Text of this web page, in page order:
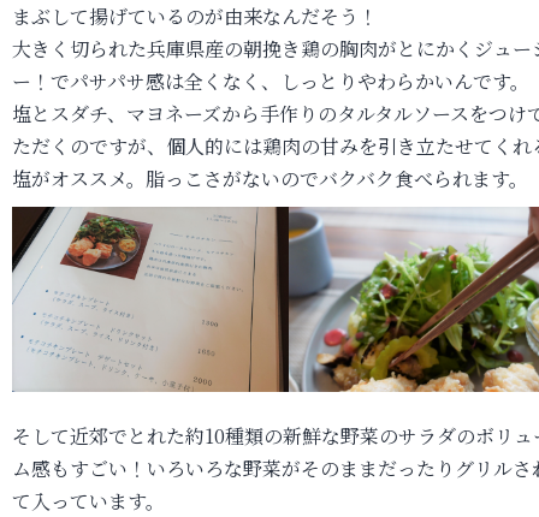
まぶして揚げているのが由来なんだそう！
大きく切られた兵庫県産の朝挽き鶏の胸肉がとにかくジュー
ー！でパサパサ感は全くなく、しっとりやわらかいんです。
塩とスダチ、マヨネーズから手作りのタルタルソースをつけ
ただくのですが、個人的には鶏肉の甘みを引き立たせてくれ
塩がオススメ。脂っこさがないのでバクバク食べられます。
そして近郊でとれた約10種類の新鮮な野菜のサラダのボリュ
ム感もすごい！いろいろな野菜がそのままだったりグリルさ
て入っています。